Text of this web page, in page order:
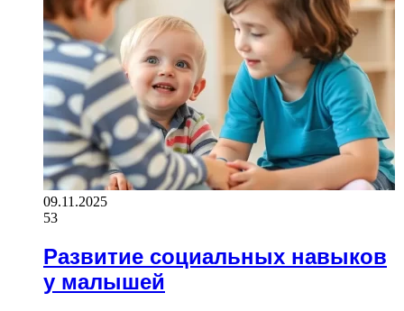
09.11.2025
53
Развитие социальных навыков
у малышей